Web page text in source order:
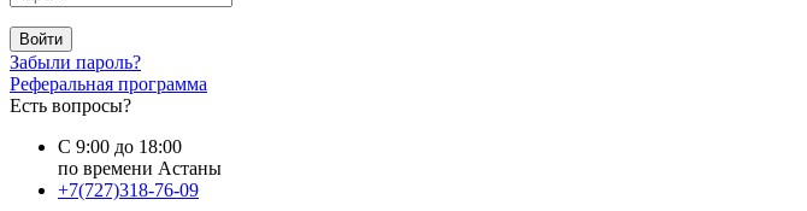
Войти
Забыли пароль?
Реферальная программа
Есть вопросы?
С 9:00 до 18:00
по времени Астаны
+7(727)318-76-09